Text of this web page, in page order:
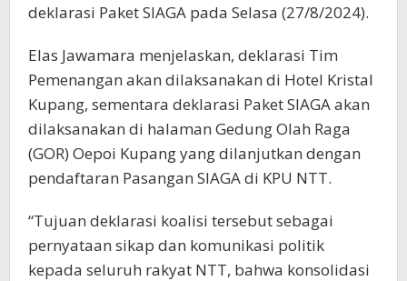
deklarasi Paket SIAGA pada Selasa (27/8/2024).
Elas Jawamara menjelaskan, deklarasi Tim
Pemenangan akan dilaksanakan di Hotel Kristal
Kupang, sementara deklarasi Paket SIAGA akan
dilaksanakan di halaman Gedung Olah Raga
(GOR) Oepoi Kupang yang dilanjutkan dengan
pendaftaran Pasangan SIAGA di KPU NTT.
“Tujuan deklarasi koalisi tersebut sebagai
pernyataan sikap dan komunikasi politik
kepada seluruh rakyat NTT, bahwa konsolidasi